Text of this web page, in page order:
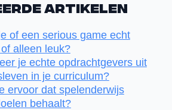
artikelen
of een serious game echt
alleen leuk?
je echte opdrachtgevers uit
in je curriculum?
ervoor dat spelenderwijs
behaalt?